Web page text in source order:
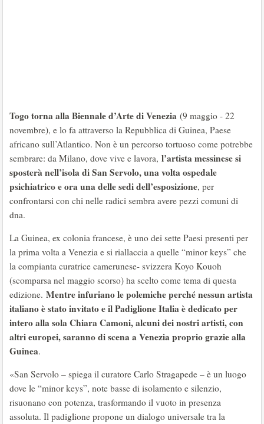
Togo torna alla Biennale d’Arte di Venezia (9 maggio - 22
novembre), e lo fa attraverso la Repubblica di Guinea, Paese
africano sull’Atlantico. Non è un percorso tortuoso come potrebbe
sembrare: da Milano, dove vive e lavora, l’artista messinese si
sposterà nell’isola di San Servolo, una volta ospedale
psichiatrico e ora una delle sedi dell’esposizione, per
confrontarsi con chi nelle radici sembra avere pezzi comuni di
dna.
La Guinea, ex colonia francese, è uno dei sette Paesi presenti per
la prima volta a Venezia e si riallaccia a quelle “minor keys” che
la compianta curatrice camerunese- svizzera Koyo Kouoh
(scomparsa nel maggio scorso) ha scelto come tema di questa
edizione. Mentre infuriano le polemiche perché nessun artista
italiano è stato invitato e il Padiglione Italia è dedicato per
intero alla sola Chiara Camoni, alcuni dei nostri artisti, con
altri europei, saranno di scena a Venezia proprio grazie alla
Guinea.
«San Servolo – spiega il curatore Carlo Stragapede – è un luogo
dove le “minor keys”, note basse di isolamento e silenzio,
risuonano con potenza, trasformando il vuoto in presenza
assoluta. Il padiglione propone un dialogo universale tra la